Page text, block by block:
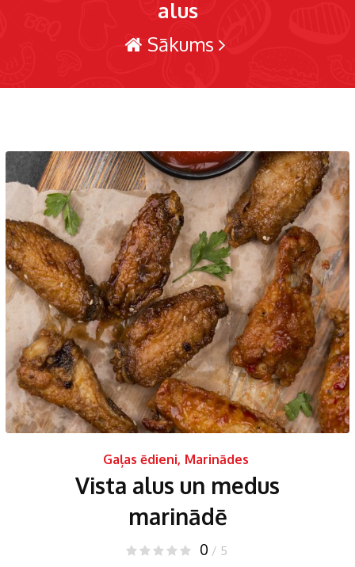
alus
Sākums
Gaļas ēdieni, Marinādes
Vista alus un medus
marinādē
0 / 5